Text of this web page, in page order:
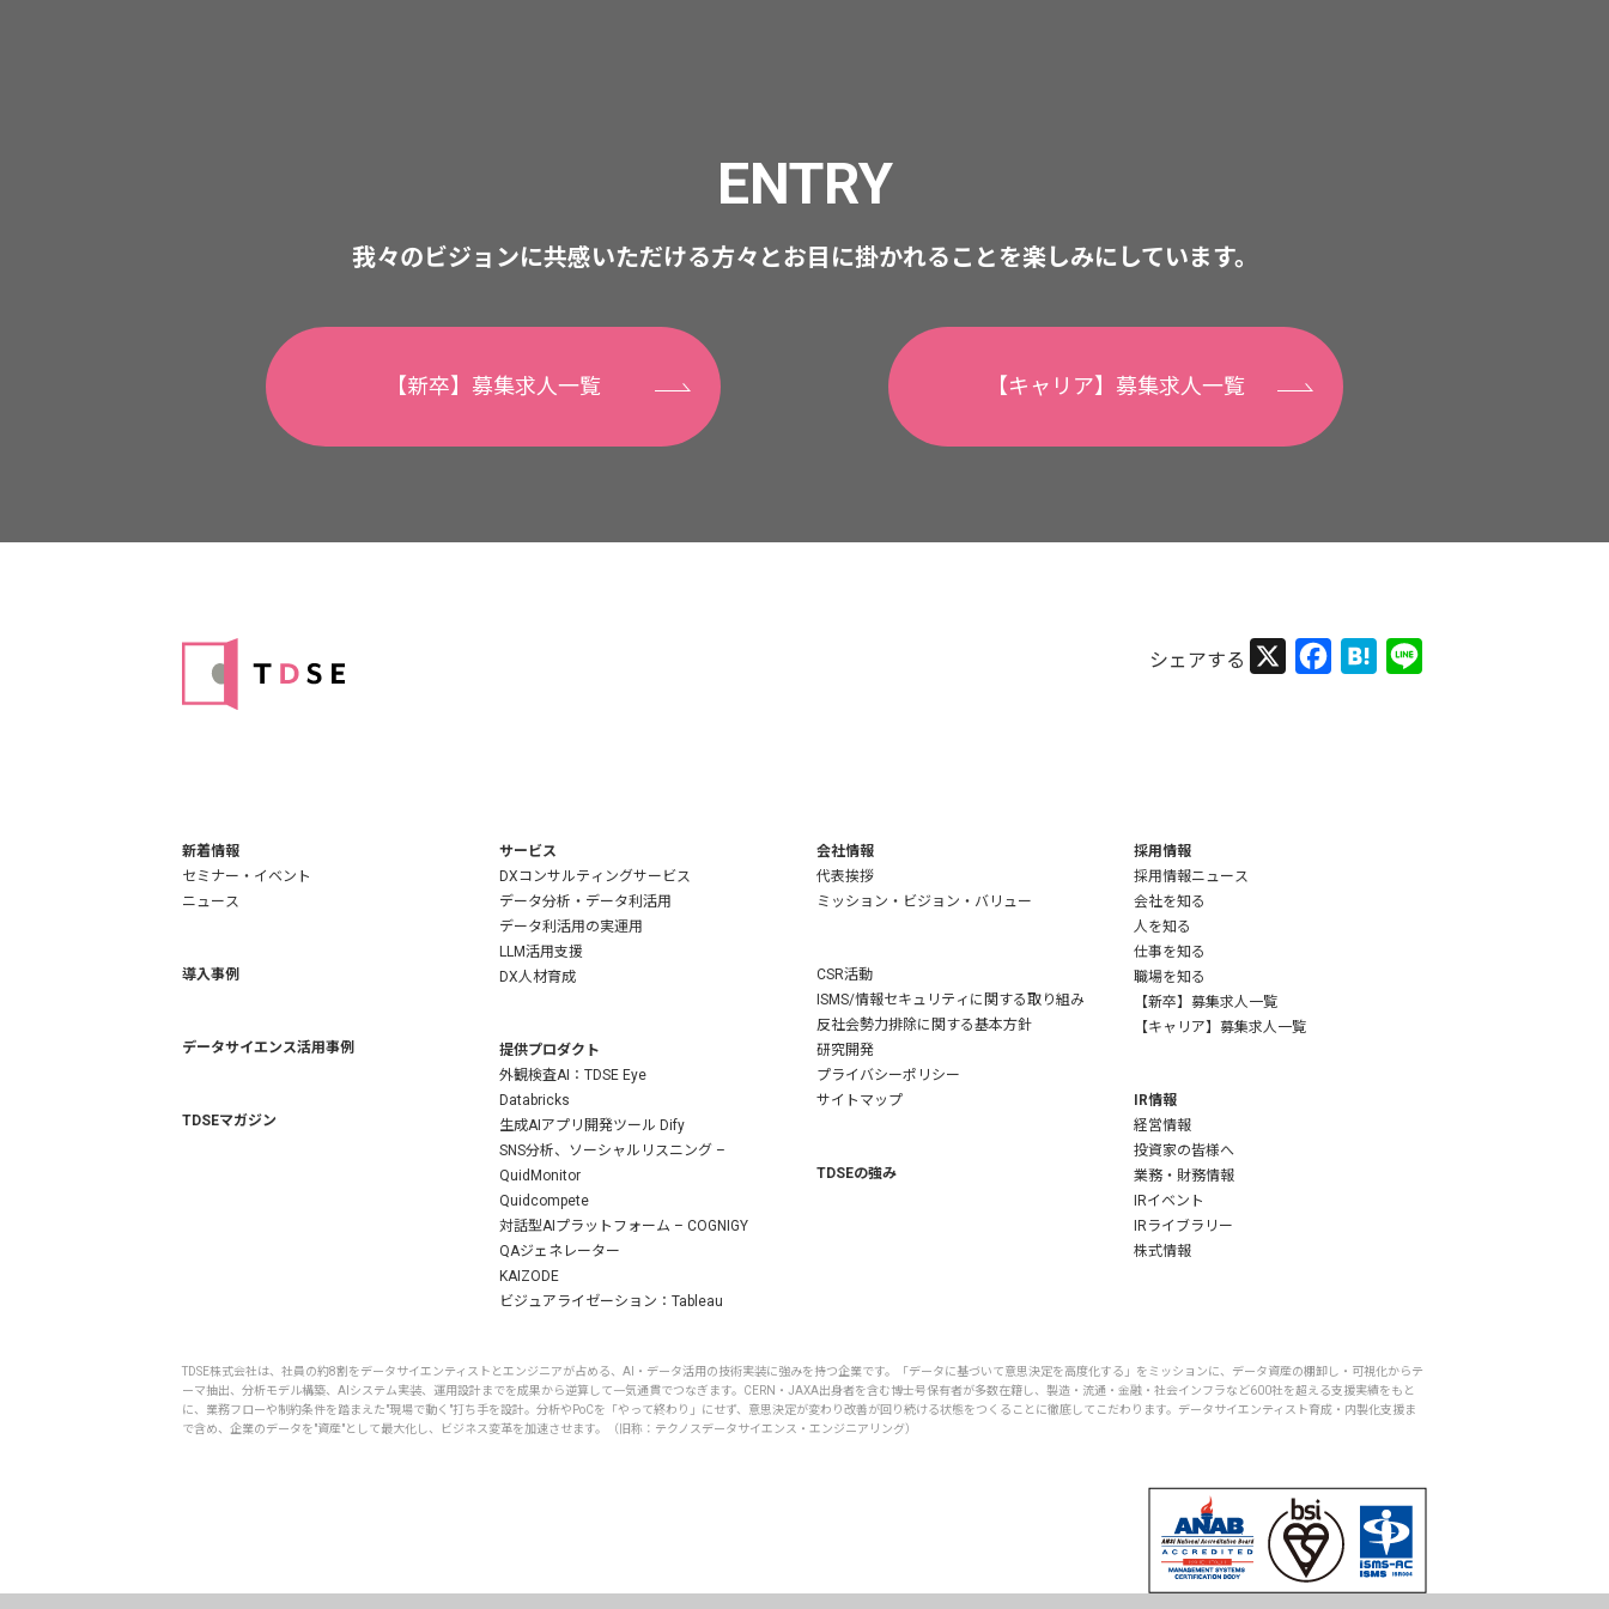
ENTRY
我々のビジョンに共感いただける方々とお目に掛かれることを楽しみにしています。
【新卒】募集求人一覧 【キャリア】募集求人一覧
Facebook
Hatena
新着情報
セミナー・イベント
ニュース
導入事例
データサイエンス活用事例
TDSEマガジン
サービス
DXコンサルティングサービス
データ分析・データ利活用
データ利活用の実運用
LLM活用支援
DX人材育成
提供プロダクト
外観検査AI：TDSE Eye
Databricks
生成AIアプリ開発ツール Dify
SNS分析、ソーシャルリスニング –
QuidMonitor
Quidcompete
対話型AIプラットフォーム – COGNIGY
QAジェネレーター
KAIZODE
ビジュアライゼーション：Tableau
会社情報
代表挨拶
ミッション・ビジョン・バリュー
CSR活動
ISMS/情報セキュリティに関する取り組み
反社会勢力排除に関する基本方針
研究開発
プライバシーポリシー
サイトマップ
TDSEの強み
採用情報
採用情報ニュース
会社を知る
人を知る
仕事を知る
職場を知る
【新卒】募集求人一覧
【キャリア】募集求人一覧
IR情報
経営情報
投資家の皆様へ
業務・財務情報
IRイベント
IRライブラリー
株式情報
TDSE株式会社は、社員の約8割をデータサイエンティストとエンジニアが占める、AI・データ活用の技術実装に強みを持つ企業です。「データに基づいて意思決定を高度化する」をミッションに、データ資産の棚卸し・可視化からテ
ーマ抽出、分析モデル構築、AIシステム実装、運用設計までを成果から逆算して一気通貫でつなぎます。CERN・JAXA出身者を含む博士号保有者が多数在籍し、製造・流通・金融・社会インフラなど600社を超える支援実績をもと
に、業務フローや制約条件を踏まえた"現場で動く"打ち手を設計。分析やPoCを「やって終わり」にせず、意思決定が変わり改善が回り続ける状態をつくることに徹底してこだわります。データサイエンティスト育成・内製化支援ま
で含め、企業のデータを"資産"として最大化し、ビジネス変革を加速させます。（旧称：テクノスデータサイエンス・エンジニアリング）